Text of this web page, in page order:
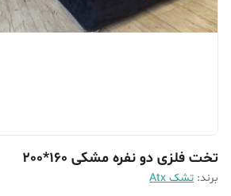
تخت فلزی دو نفره مشکی 160*200
برند: تشک Atx